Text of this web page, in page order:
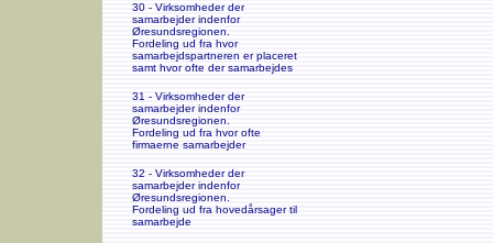
30 - Virksomheder der
samarbejder indenfor
Øresundsregionen.
Fordeling ud fra hvor
samarbejdspartneren er placeret
samt hvor ofte der samarbejdes
31 - Virksomheder der
samarbejder indenfor
Øresundsregionen.
Fordeling ud fra hvor ofte
firmaerne samarbejder
32 - Virksomheder der
samarbejder indenfor
Øresundsregionen.
Fordeling ud fra hovedårsager til
samarbejde